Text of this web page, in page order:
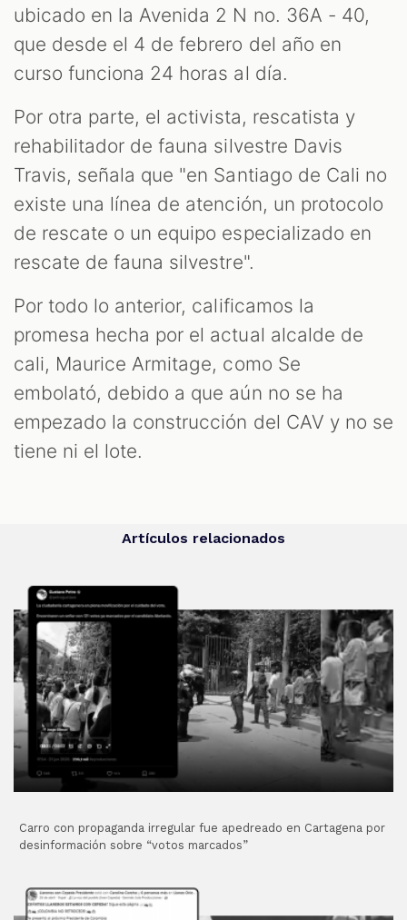
ubicado en la Avenida 2 N no. 36A - 40,
que desde el 4 de febrero del año en
curso funciona 24 horas al día.
Por otra parte, el activista, rescatista y
rehabilitador de fauna silvestre Davis
Travis, señala que "en Santiago de Cali no
existe una línea de atención, un protocolo
de rescate o un equipo especializado en
rescate de fauna silvestre".
Por todo lo anterior, calificamos la
promesa hecha por el actual alcalde de
cali, Maurice Armitage, como Se
embolató, debido a que aún no se ha
empezado la construcción del CAV y no se
tiene ni el lote.
Artículos relacionados
Carro con propaganda irregular fue apedreado en Cartagena por
desinformación sobre “votos marcados”